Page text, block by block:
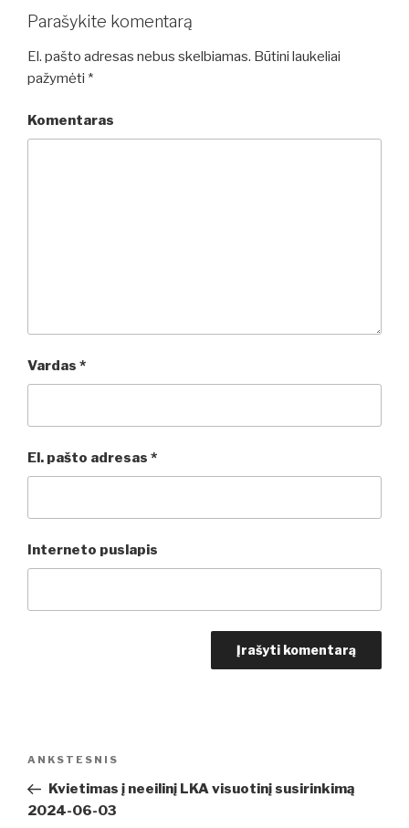
Parašykite komentarą
El. pašto adresas nebus skelbiamas. Būtini laukeliai
pažymėti *
Komentaras
Vardas *
El. pašto adresas *
Interneto puslapis
įrašų
Ankstesnis
įrašas
ANKSTESNIS
Kvietimas į neeilinį LKA visuotinį susirinkimą
2024-06-03